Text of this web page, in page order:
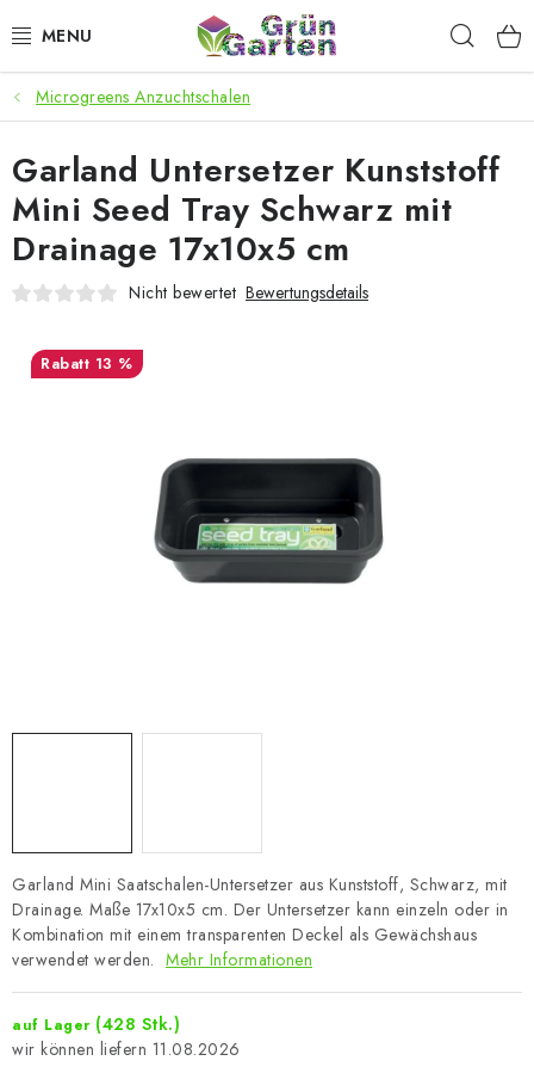
Inhalt
ANGEBOTE
LED PFLANZENLAMPEN
ANBAUBEDARF FÜR DEN HEIMANBAU
AQUARISTIK
MICROGREENS
Geschäftsbewertung
Datenschutzerklärung Impressum
Microgreens Anzuchtschalen
Garland Mini Saatschalen-Untersetzer aus Kunststoff, Schwarz, mit
Drainage. Maße 17x10x5 cm. Der Untersetzer kann einzeln oder in
Kombination mit einem transparenten Deckel als Gewächshaus
verwendet werden. Mehr Informationen
auf Lager (428 Stk.)
11.08.2026
Garland Untersetzer Kunststoff
Mini Seed Tray Schwarz mit
Drainage 17x10x5 cm
Nicht bewertet Bewertungsdetails
13 %